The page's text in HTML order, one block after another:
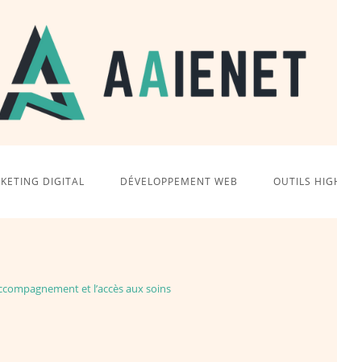
DIGITAL DÉVELOPPEMENT WEB OUTILS
et l’accès aux soins